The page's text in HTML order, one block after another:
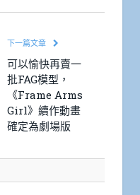
下一篇文章
可以愉快再賣一
批FAG模型，
《Frame Arms
Girl》續作動畫
確定為劇場版